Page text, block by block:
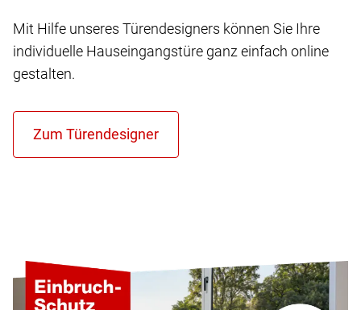
Mit Hilfe unseres Türendesigners können Sie Ihre
individuelle Hauseingangstüre ganz einfach online
gestalten.